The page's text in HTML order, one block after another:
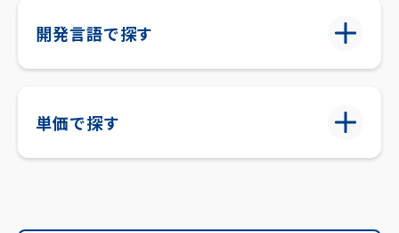
開発言語で探す
単価で探す